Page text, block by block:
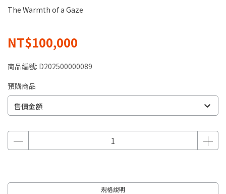
The Warmth of a Gaze
NT$100,000
商品編號: D202500000089
預購商品
售價金額
規格說明